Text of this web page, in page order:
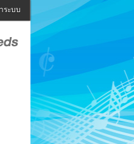
ระบบ